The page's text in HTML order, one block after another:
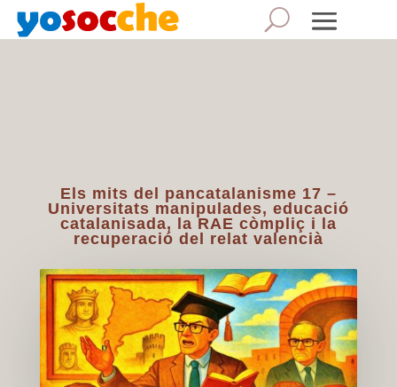
Els mits del pancatalanisme 17 –
Universitats manipulades, educació
catalanisada, la RAE còmpliç i la
recuperació del relat valencià